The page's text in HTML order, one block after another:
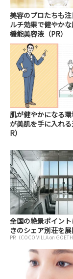
美容のプロたちも
ルチ効果で健やか
機能美容液（PR）
肌が健やかになる
が美肌を手に入れ
R）
全国の絶景ポイン
きのシェア別荘を
PR（COCO VILLA on